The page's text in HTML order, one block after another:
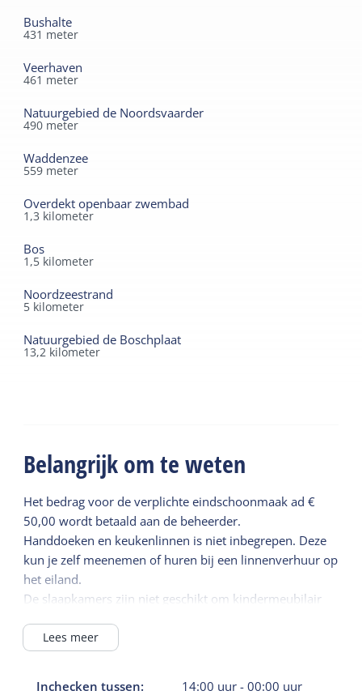
autoparkeermogelijkheden op het grote parkeerterrein
Bushalte
431 meter
Veerhaven
461 meter
Natuurgebied de Noordsvaarder
490 meter
Waddenzee
559 meter
Overdekt openbaar zwembad
1,3 kilometer
Bos
1,5 kilometer
Noordzeestrand
5 kilometer
Natuurgebied de Boschplaat
13,2 kilometer
Belangrijk om te weten
Het bedrag voor de verplichte eindschoonmaak ad €
50,00 wordt betaald aan de beheerder.
Handdoeken en keukenlinnen is niet inbegrepen. Deze
kun je zelf meenemen of huren bij een linnenverhuur op
het eiland.
De slaapkamers zijn niet geschikt om kindermeubilair
Lees meer
Inchecken tussen: 14:00 uur -00:00 uur